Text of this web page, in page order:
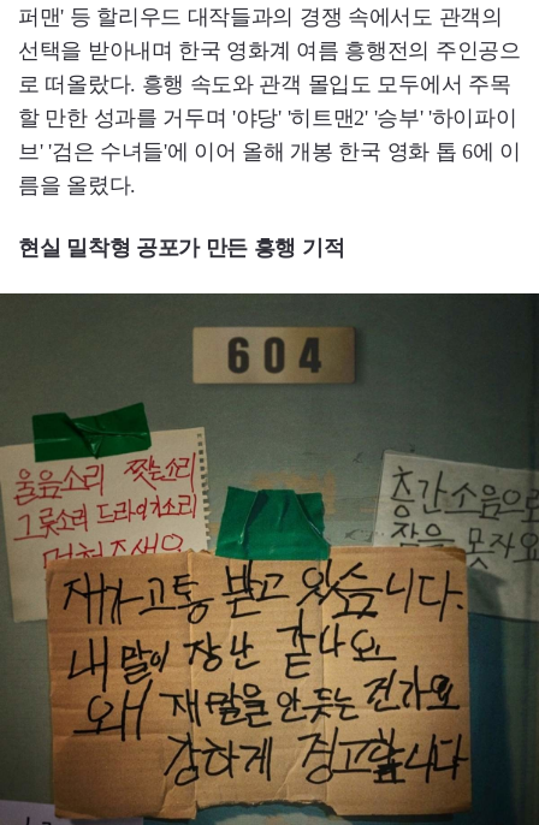
퍼맨' 등 할리우드 대작들과의 경쟁 속에서도 관객의
선택을 받아내며 한국 영화계 여름 흥행전의 주인공으
로 떠올랐다. 흥행 속도와 관객 몰입도 모두에서 주목
할 만한 성과를 거두며 '야당' '히트맨2' '승부' '하이파이
브' '검은 수녀들'에 이어 올해 개봉 한국 영화 톱 6에 이
름을 올렸다.
현실 밀착형 공포가 만든 흥행 기적